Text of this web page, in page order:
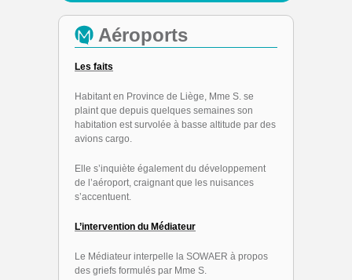
Aéroports
Les faits
Habitant en Province de Liège, Mme S. se
plaint que depuis quelques semaines son
habitation est survolée à basse altitude par des
avions cargo.
Elle s’inquiète également du développement
de l’aéroport, craignant que les nuisances
s’accentuent.
L’intervention du Médiateur
Le Médiateur interpelle la SOWAER à propos
des griefs formulés par Mme S.